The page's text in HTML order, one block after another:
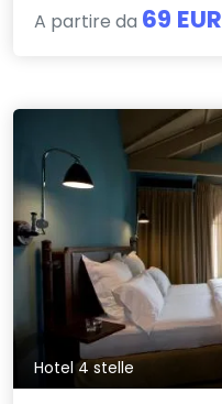
A partire da 69 EUR
Hotel 4 stelle